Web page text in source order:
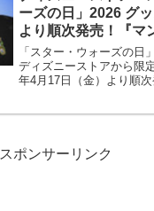
ーズの日」2026 グ
より順次発売！『マ
ン・アンド・グロー
も
「スター・ウォーズの日
ディズニーストアから限
年4月17日（金）より順次
スポンサーリンク